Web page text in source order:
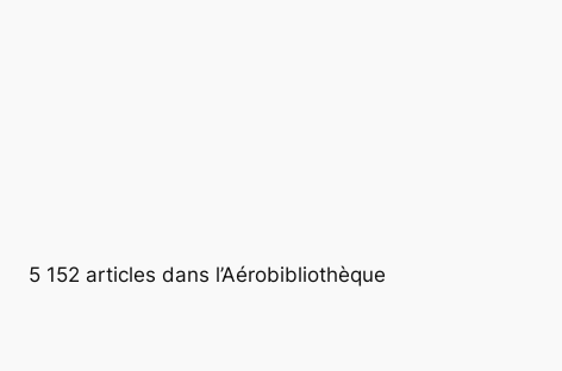
5 152 articles dans l’Aérobibliothèque